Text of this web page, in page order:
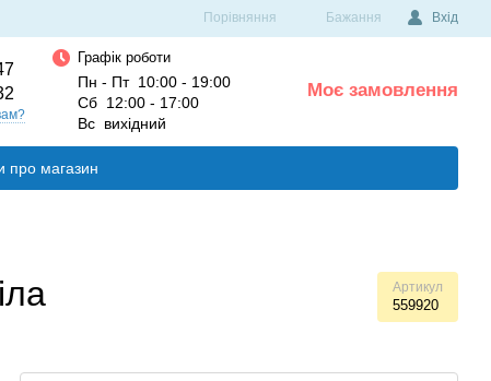
Порівняння Бажання Вхід
Графік роботи
Пн - Пт 10:00 - 19:00
Сб 12:00 - 17:00
Вс вихідний
Моє замовлення
про магазин
Артикул
559920